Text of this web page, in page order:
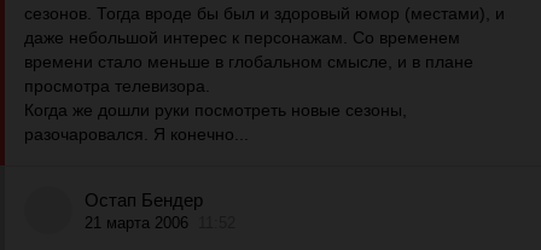
сезонов. Тогда вроде бы был и здоровый юмор (местами), и
даже небольшой интерес к персонажам. Со временем
времени стало меньше в глобальном смысле, и в плане
просмотра телевизора.
Когда же дошли руки посмотреть новые сезоны,
разочаровался. Я конечно...
Остап Бендер
21 марта 2006